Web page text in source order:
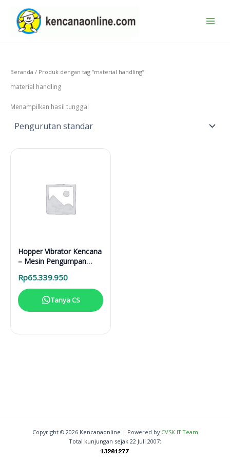
konten
Beranda / Produk dengan tag “material handling”
material handling
Menampilkan hasil tunggal
Hopper Vibrator Kencana
– Mesin Pengumpan
Otomatis
Rp65.339.950
Tanya CS
Copyright © 2026 Kencanaonline | Powered by CVSK IT Team
Total kunjungan sejak 22 Juli 2007: